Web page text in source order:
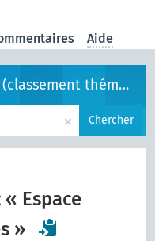
Aide
thématique)
× Chercher
Espace
»